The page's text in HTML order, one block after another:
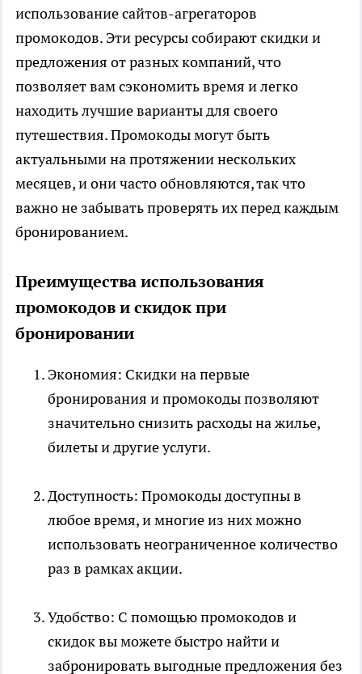
использование сайтов-агрегаторов
промокодов. Эти ресурсы собирают скидки и
предложения от разных компаний, что
позволяет вам сэкономить время и легко
находить лучшие варианты для своего
путешествия. Промокоды могут быть
актуальными на протяжении нескольких
месяцев, и они часто обновляются, так что
важно не забывать проверять их перед каждым
бронированием.
Преимущества использования
промокодов и скидок при
бронировании
Экономия: Скидки на первые
бронирования и промокоды позволяют
значительно снизить расходы на жилье,
билеты и другие услуги.
Доступность: Промокоды доступны в
любое время, и многие из них можно
использовать неограниченное количество
раз в рамках акции.
Удобство: С помощью промокодов и
скидок вы можете быстро найти и
забронировать выгодные предложения без